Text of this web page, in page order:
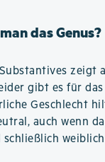
das Genus?
Substantives
gibt es für das
Geschlecht
auch wenn
schließlich